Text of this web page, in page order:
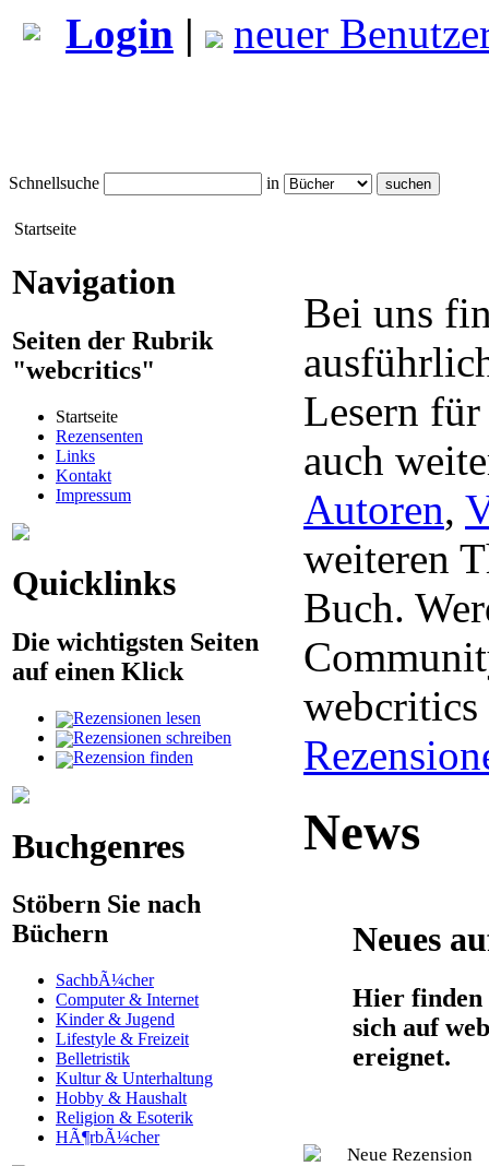
Login | neuer
Schnellsuche in
Startseite
Navigation
Seiten der Rubrik
"webcritics"
Startseite
Rezensenten
Links
Kontakt
Impressum
Quicklinks
Die wichtigsten Seiten
auf einen Klick
Rezensionen lesen
Rezensionen schreiben
Rezension finden
Buchgenres
Stöbern Sie nach
Büchern
SachbÃ¼cher
Computer & Internet
Kinder & Jugend
Lifestyle & Freizeit
Belletristik
Kultur & Unterhaltung
Hobby & Haushalt
Religion & Esoterik
HÃ¶rbÃ¼cher
Bei uns
Lesern für
auch
Autoren,
weiteren
Buch.
News
Neues
Hier finden
sich auf
ereignet.
Neue Rezension